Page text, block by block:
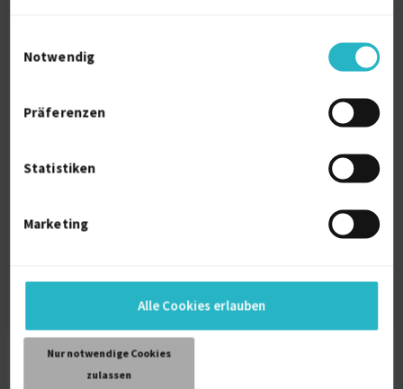
Notwendig
Präferenzen
Statistiken
Marketing
Alle Cookies erlauben
Nur notwendige Cookies
zulassen
- Abdeckung nahezu aller Märkte in der IT
Sie suchen Freelancer?
Schreiben Sie Ihr Projekt aus und erhalten Sie noch
heute passende Angebote.